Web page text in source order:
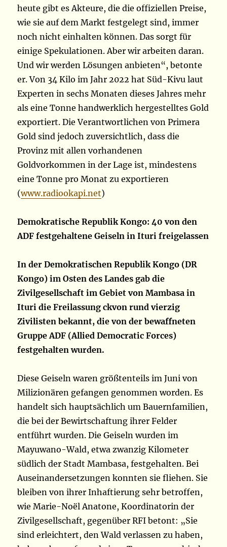
heute gibt es Akteure, die die offiziellen Preise,
wie sie auf dem Markt festgelegt sind, immer
noch nicht einhalten können. Das sorgt für
einige Spekulationen. Aber wir arbeiten daran.
Und wir werden Lösungen anbieten“, betonte
er. Von 34 Kilo im Jahr 2022 hat Süd-Kivu laut
Experten in sechs Monaten dieses Jahres mehr
als eine Tonne handwerklich hergestelltes Gold
exportiert. Die Verantwortlichen von Primera
Gold sind jedoch zuversichtlich, dass die
Provinz mit allen vorhandenen
Goldvorkommen in der Lage ist, mindestens
eine Tonne pro Monat zu exportieren
(www.radiookapi.net)
Demokratische Republik Kongo: 40 von den
ADF festgehaltene Geiseln in Ituri freigelassen
In der Demokratischen Republik Kongo (DR
Kongo) im Osten des Landes gab die
Zivilgesellschaft im Gebiet von Mambasa in
Ituri die Freilassung ckvon rund vierzig
Zivilisten bekannt, die von der bewaffneten
Gruppe ADF (Allied Democratic Forces)
festgehalten wurden.
Diese Geiseln waren größtenteils im Juni von
Milizionären gefangen genommen worden. Es
handelt sich hauptsächlich um Bauernfamilien,
die bei der Bewirtschaftung ihrer Felder
entführt wurden. Die Geiseln wurden im
Mayuwano-Wald, etwa zwanzig Kilometer
südlich der Stadt Mambasa, festgehalten. Bei
Auseinandersetzungen konnten sie fliehen. Sie
bleiben von ihrer Inhaftierung sehr betroffen,
wie Marie-Noël Anatone, Koordinatorin der
Zivilgesellschaft, gegenüber RFI betont: „Sie
sind erleichtert, den Wald verlassen zu haben,